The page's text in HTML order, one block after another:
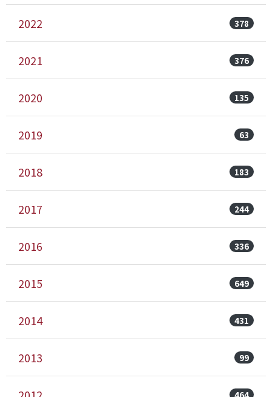
2022 378
2021 376
2020 135
2019 63
2018 183
2017 244
2016 336
2015 649
2014 431
2013 99
464